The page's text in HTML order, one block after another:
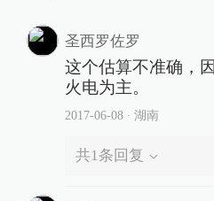
圣西罗佐罗
这个估算不准确，
火电为主。
2017-06-08∙ 湖南
共1 条回复